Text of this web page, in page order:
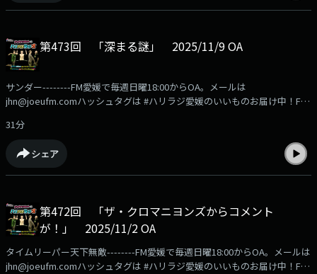
第473回 「深まる謎」 2025/11/9 OA
サンダー--------FM愛媛で毎週日曜18:00からOA。メールは
jhn@joeufm.comハッシュタグは #ハリラジ愛媛のいいものお届け中！FM
https://fmmarche.jp/?
utm_source=podcast&utm_medium=referral&utm_campaign=hariradi
31分
シェア
第472回 「ザ・クロマニヨンズからコメント
が！」 2025/11/2 OA
タイムリーパー天下無敵--------FM愛媛で毎週日曜18:00からOA。メールは
jhn@joeufm.comハッシュタグは #ハリラジ愛媛のいいものお届け中！FM